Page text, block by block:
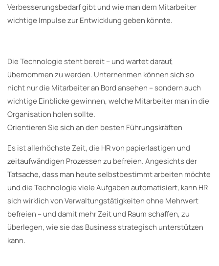
Verbesserungsbedarf gibt und wie man dem Mitarbeiter
wichtige Impulse zur Entwicklung geben könnte.
Die Technologie steht bereit – und wartet darauf,
übernommen zu werden. Unternehmen können sich so
nicht nur die Mitarbeiter an Bord ansehen – sondern auch
wichtige Einblicke gewinnen, welche Mitarbeiter man in die
Organisation holen sollte.
Orientieren Sie sich an den besten Führungskräften
Es ist allerhöchste Zeit, die HR von papierlastigen und
zeitaufwändigen Prozessen zu befreien. Angesichts der
Tatsache, dass man heute selbstbestimmt arbeiten möchte
und die Technologie viele Aufgaben automatisiert, kann HR
sich wirklich von Verwaltungstätigkeiten ohne Mehrwert
befreien – und damit mehr Zeit und Raum schaffen, zu
überlegen, wie sie das Business strategisch unterstützen
kann.